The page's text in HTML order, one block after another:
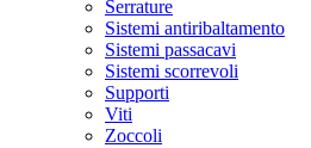
Serrature
Sistemi antiribaltamento
Sistemi passacavi
Sistemi scorrevoli
Supporti
Viti
Zoccoli